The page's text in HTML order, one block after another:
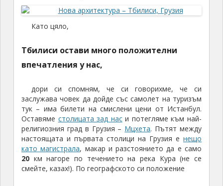
Като цяло,
Тбилиси остави много положителни
впечатления у нас,
дори си спомням, че си говорихме, че си
заслужава човек да дойде със самолет на туризъм
тук – има билети на смислени цени от Истанбул.
Оставяме столицата зад наси потегляме към най-
религиозния град в Грузия – Мцхета. Пътят между
настоящата и първата столици на Грузия енещо
като магистрала, макар и разстоянието да е само
20км нагоре по течението на река Кура (не се
смейте, казах!). По географското си положение